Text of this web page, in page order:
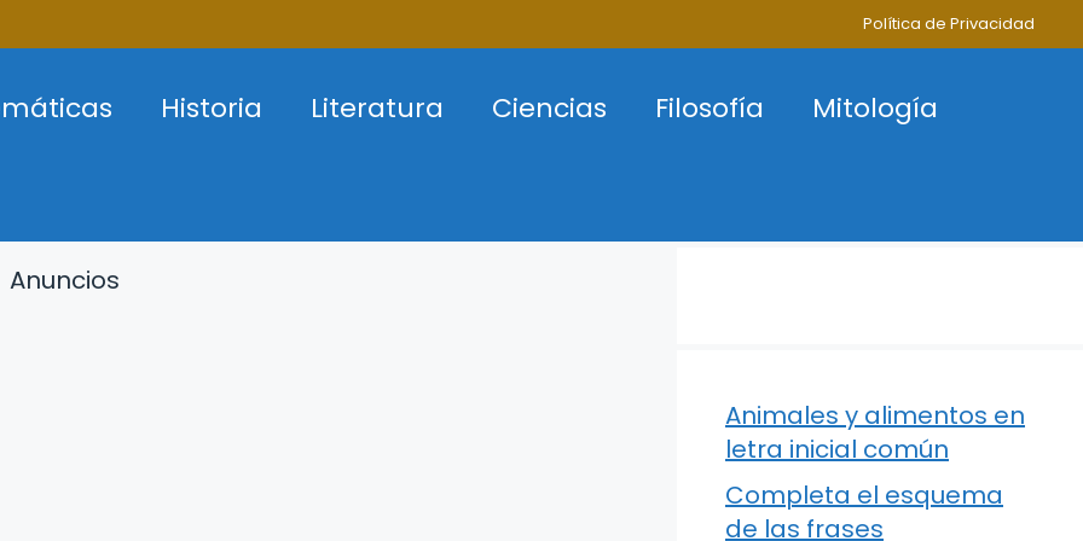
Política de Privacidad
Historia Literatura Ciencias Filosofía
Mitología
Anuncios
Animales y alimentos en
letra inicial común
Completa el esquema
de las frases